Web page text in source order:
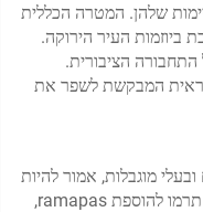
שלהן. המטרה הכללית
העיר הירוקה.
הציבורית.
המבקשת לשפר את
מוגבלות, אמור להיות
מוכלל בעמדת האוטובוס. יצורות חדשניות תרמו להוספת ramapas,